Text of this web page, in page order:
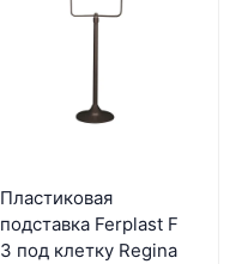
Пластиковая
подставка Ferplast F
3 под клетку Regina